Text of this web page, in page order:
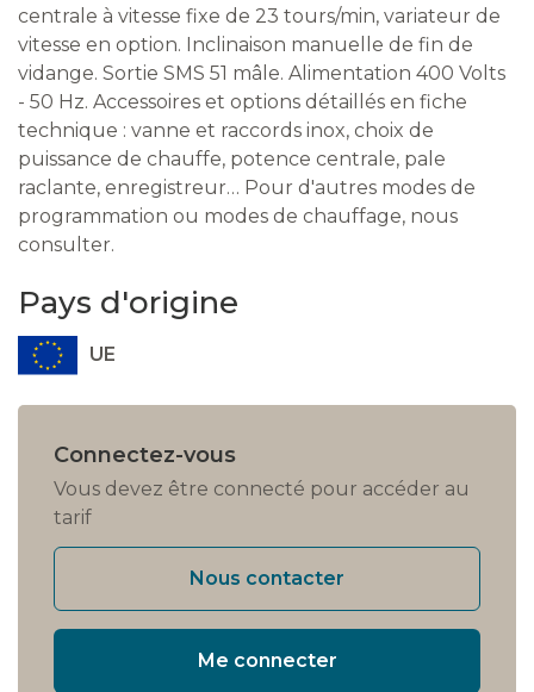
centrale à vitesse fixe de 23 tours/min, variateur de
vitesse en option. Inclinaison manuelle de fin de
vidange. Sortie SMS 51 mâle. Alimentation 400 Volts
- 50 Hz. Accessoires et options détaillés en fiche
technique : vanne et raccords inox, choix de
puissance de chauffe, potence centrale, pale
raclante, enregistreur… Pour d'autres modes de
programmation ou modes de chauffage, nous
consulter.
Pays d'origine
UE
Connectez-vous
Vous devez être connecté pour accéder au
tarif
Nous contacter
Me connecter